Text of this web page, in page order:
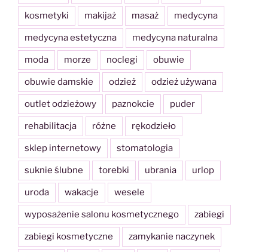
kosmetyki makijaż masaż medycyna
medycyna estetyczna medycyna naturalna
moda morze noclegi obuwie
obuwie damskie odzież odzież używana
outlet odzieżowy paznokcie puder
rehabilitacja różne rękodzieło
sklep internetowy stomatologia
suknie ślubne torebki ubrania urlop
uroda wakacje wesele
wyposażenie salonu kosmetycznego zabiegi
zabiegi kosmetyczne zamykanie naczynek